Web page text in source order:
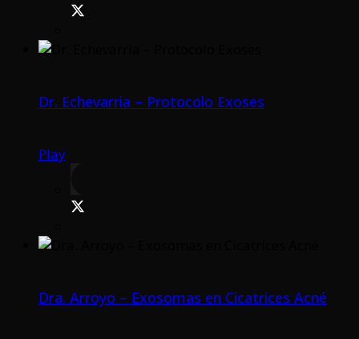
Dr. Echevarria – Protocolo Exoses
Play
Dra. Arroyo – Exosomas en Cicatrices Acné